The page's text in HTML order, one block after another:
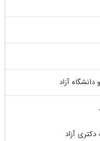
آزاد
آزاد